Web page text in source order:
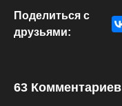
Поделиться с
друзьями:
63 Комментариев